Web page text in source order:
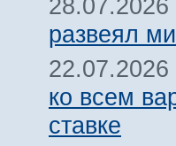
28.07.2026
развеял
22.07.2026
ко всем
ставке